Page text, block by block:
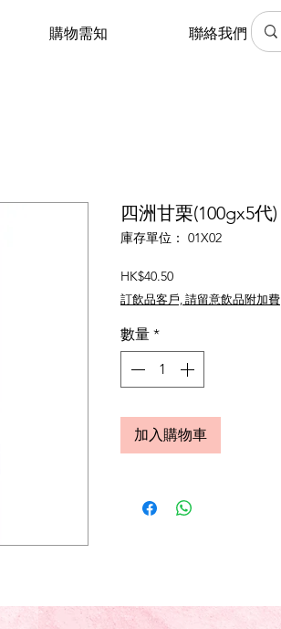
購物需知 聯絡我們
四洲甘栗(100gx5代)
庫存單位： 01X02
HK$40.50價
格
訂飲品客戶, 請留意飲品附加費
數量 *
加入購物車